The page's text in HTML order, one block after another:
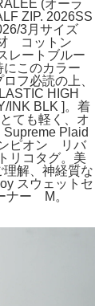
(オーラ
ZIP. 2026SS
3月サイズ
コットン
レートブルー
このカラー
フ必読の上、
HIGH
INK BLK ]。着
ても軽く、オ
Plaid
ピオン リバ
リコタグ。美
解、神経質な
スウェットセ
ナー M。